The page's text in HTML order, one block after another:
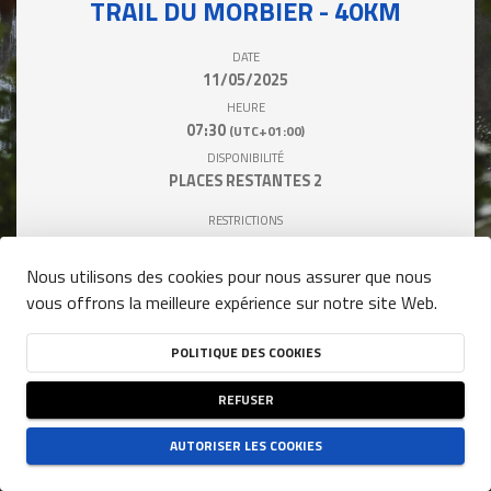
TRAIL DU MORBIER - 40KM
DATE
11/05/2025
HEURE
07:30 (UTC+01:00)
DISPONIBILITÉ
PLACES RESTANTES2
RESTRICTIONS
AVOIR MINIMUM 20 ANS
Cette compétition est indisponible.
person
Nous utilisons des cookies pour nous assurer que nous
vous offrons la meilleure expérience sur notre site Web.
POLITIQUE DES COOKIES
REFUSER
AUTORISER LES COOKIES